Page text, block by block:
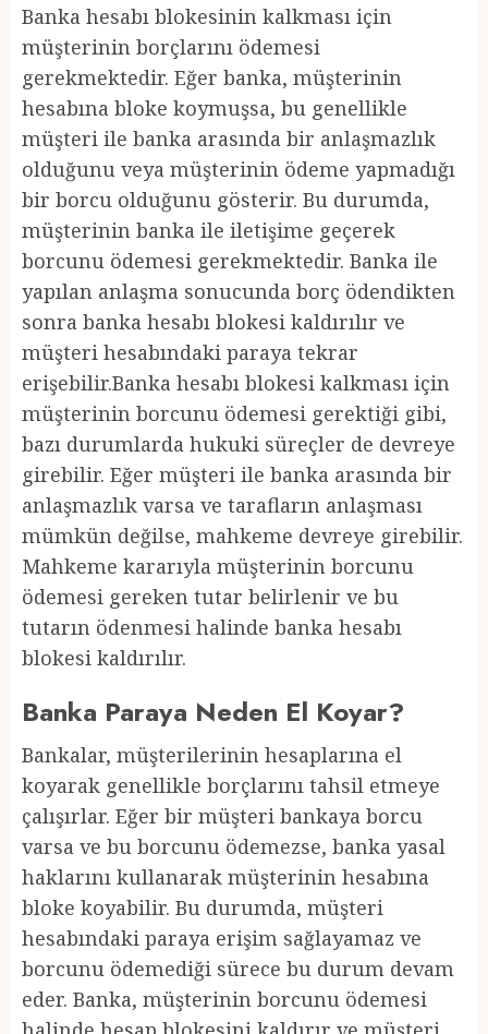
Banka hesabı blokesinin kalkması için
müşterinin borçlarını ödemesi
gerekmektedir. Eğer banka, müşterinin
hesabına bloke koymuşsa, bu genellikle
müşteri ile banka arasında bir anlaşmazlık
olduğunu veya müşterinin ödeme yapmadığı
bir borcu olduğunu gösterir. Bu durumda,
müşterinin banka ile iletişime geçerek
borcunu ödemesi gerekmektedir. Banka ile
yapılan anlaşma sonucunda borç ödendikten
sonra banka hesabı blokesi kaldırılır ve
müşteri hesabındaki paraya tekrar
erişebilir.Banka hesabı blokesi kalkması için
müşterinin borcunu ödemesi gerektiği gibi,
bazı durumlarda hukuki süreçler de devreye
girebilir. Eğer müşteri ile banka arasında bir
anlaşmazlık varsa ve tarafların anlaşması
mümkün değilse, mahkeme devreye girebilir.
Mahkeme kararıyla müşterinin borcunu
ödemesi gereken tutar belirlenir ve bu
tutarın ödenmesi halinde banka hesabı
blokesi kaldırılır.
Banka Paraya Neden El Koyar?
Bankalar, müşterilerinin hesaplarına el
koyarak genellikle borçlarını tahsil etmeye
çalışırlar. Eğer bir müşteri bankaya borcu
varsa ve bu borcunu ödemezse, banka yasal
haklarını kullanarak müşterinin hesabına
bloke koyabilir. Bu durumda, müşteri
hesabındaki paraya erişim sağlayamaz ve
borcunu ödemediği sürece bu durum devam
eder. Banka, müşterinin borcunu ödemesi